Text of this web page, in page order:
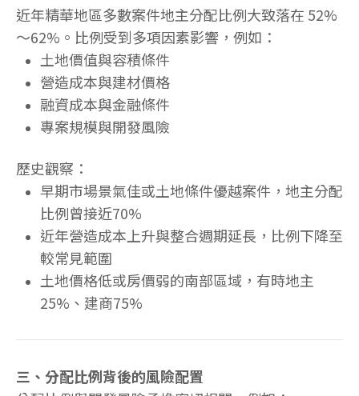
近年精華地區多數案件地主分配比例大致落在 52%
～62%。比例受到多項因素影響，例如：
土地價值與容積條件
營造成本與建材價格
融資成本與金融條件
專案規模與開發風險
歷史觀察：
早期市場景氣佳或土地條件優越案件，地主分配
比例曾接近70%
近年營造成本上升與整合週期延長，比例下降至
較常見範圍
土地價格低或房價弱的南部區域，有時地主
25%、建商75%
三、分配比例背後的風險配置